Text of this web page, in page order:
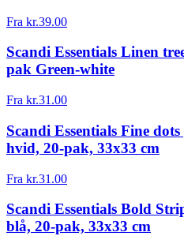
Fra kr.39.00
Scandi Essentials Linen
pak Green-white
Fra kr.31.00
Scandi Essentials Fine
hvid, 20-pak, 33x33 cm
Fra kr.31.00
Scandi Essentials Bold
blå, 20-pak, 33x33 cm